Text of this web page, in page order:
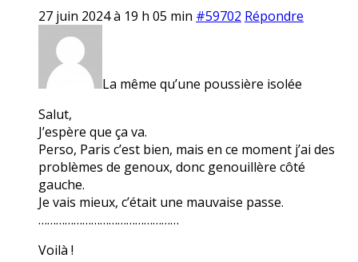
27 juin 2024 à 19 h 05 min #59702 Répondre
La même qu’une poussière isolée
Salut,
J’espère que ça va.
Perso, Paris c’est bien, mais en ce moment j’ai des
problèmes de genoux, donc genouillère côté
gauche.
Je vais mieux, c’était une mauvaise passe.
…………………………………………
Voilà !